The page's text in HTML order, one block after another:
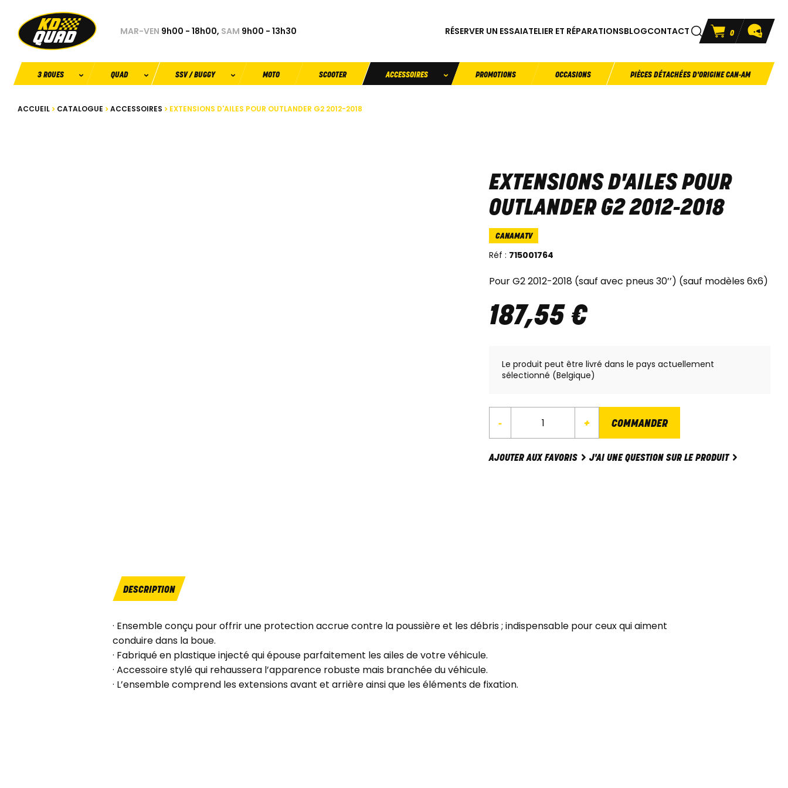
MAR-VEN 9h00 - 18h00, SAM 9h00 - 13h30 RÉSERVER UN ESSAIATELIER ET RÉPARATIONSBLOGCONTACT 0
3 ROUES QUAD SSV / BUGGY MOTO SCOOTER ACCESSOIRES PROMOTIONS OCCASIONS PIÈCES DÉTACHÉES D'ORIGINE CAN-AM
ACCUEIL CATALOGUE ACCESSOIRES EXTENSIONS D'AILES POUR OUTLANDER G2 2012-2018
EXTENSIONS D'AILES POUR
OUTLANDER G2 2012-2018
CANAMATV
Réf : 715001764
Pour G2 2012-2018 (sauf avec pneus 30’’) (sauf modèles 6x6)
187,55 €
Le produit peut être livré dans le pays actuellement
sélectionné (Belgique)
- + COMMANDER
AJOUTER AUX FAVORIS J'AI UNE QUESTION SUR LE PRODUIT
DESCRIPTION
· Ensemble conçu pour offrir une protection accrue contre la poussière et les débris ; indispensable pour ceux qui aiment
conduire dans la boue.
· Fabriqué en plastique injecté qui épouse parfaitement les ailes de votre véhicule.
· Accessoire stylé qui rehaussera l’apparence robuste mais branchée du véhicule.
· L’ensemble comprend les extensions avant et arrière ainsi que les éléments de fixation.